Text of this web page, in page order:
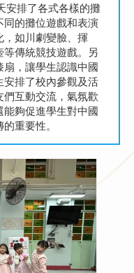
安排了各式各樣的攤
的攤位遊戲和表演
，如川劇變臉、揮
傳統競技遊戲。另
，讓學生認識中國
排了校內參觀及活
互動交流，氣氛歡
夠促進學生對中國
重要性。